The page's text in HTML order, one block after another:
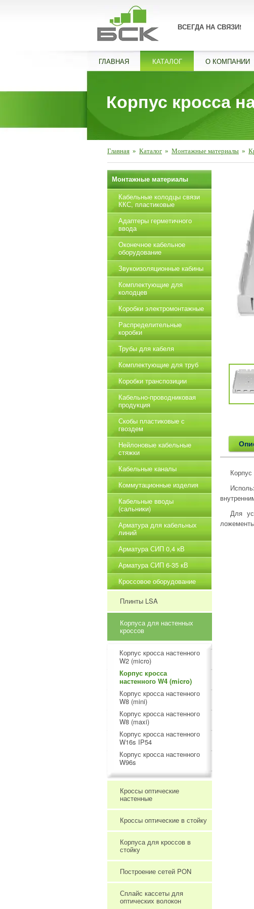
ВСЕГДА НА СВЯЗИ!
ГЛАВНАЯ КАТАЛОГ О КОМПАНИИ
Корпус кросса
Главная » Каталог » Монтажные материалы »
Для
Монтажные материалы
Кабельные колодцы связи
ККС, пластиковые
Адаптеры герметичного
ввода
Оконечное кабельное
оборудование
Звукоизоляционные кабины
Комплектующие для
колодцев
Коробки электромонтажные
Распределительные
коробки
Трубы для кабеля
Комплектующие для труб
Коробки транспозиции
Кабельно-проводниковая
продукция
Скобы пластиковые с
гвоздем
Нейлоновые кабельные
стяжки
Кабельные каналы
Коммутационные изделия
Кабельные вводы
(сальники)
Арматура для кабельных
линий
Арматура СИП 0,4 кВ
Арматура СИП 6-35 кВ
Кроссовое оборудование
Плинты LSA
Корпуса для настенных
кроссов
Корпус кросса настенного
W2 (micro)
Корпус кросса
настенного W4 (micro)
Корпус кросса настенного
W8 (mini)
Корпус кросса настенного
W8 (maxi)
Корпус кросса настенного
W16s IP54
Корпус кросса настенного
W96s
Кроссы оптические
настенные
Кроссы оптические в стойку
Корпуса для кроссов в
стойку
Построение сетей PON
Сплайс кассеты для
оптических волокон